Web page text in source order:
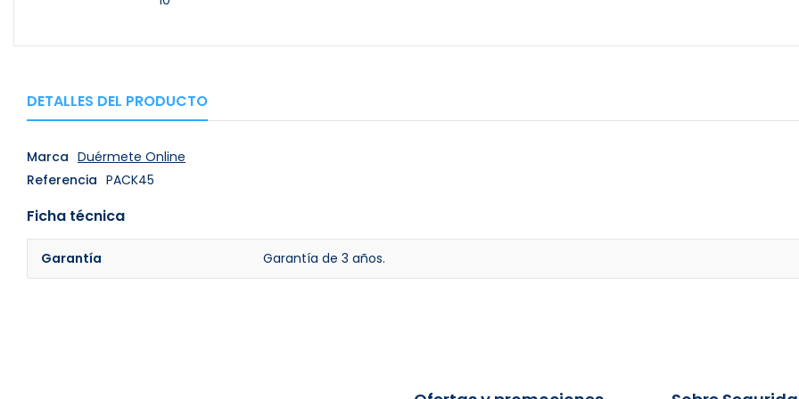
DETALLES DEL PRODUCTO
Marca Duérmete Online
Referencia PACK45
Ficha técnica
Garantía Garantía de 3 años.